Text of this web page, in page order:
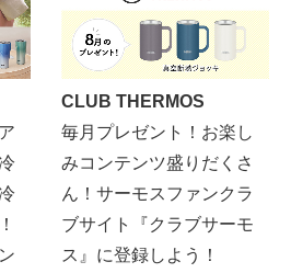
CLUB THERMOS
毎月プレゼント！お楽し
みコンテンツ盛りだくさ
ん！サーモスファンクラ
ブサイト『クラブサーモ
ス』に登録しよう！